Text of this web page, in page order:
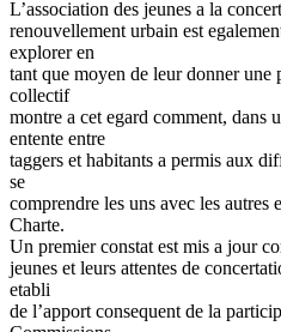
L’association des jeunes a la
renouvellement urbain est
explorer en
tant que moyen de leur donner
collectif
montre a cet egard comment, dans
entente entre
taggers et habitants a permis aux
se
comprendre les uns avec les autres
Charte.
Un premier constat est mis a jour
jeunes et leurs attentes de
etabli
de l’apport consequent de la